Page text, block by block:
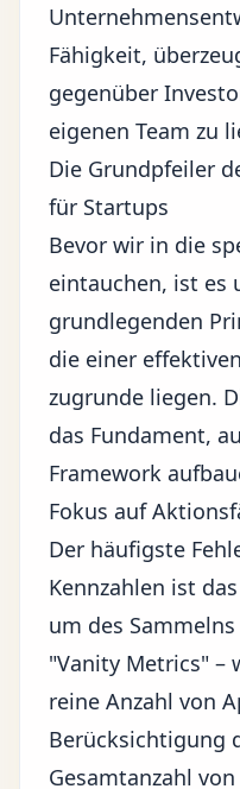
Fähigkeit,
gegenüber
eigenen Team zu
Die Grundpfeiler
für Startups
Bevor wir in die
eintauchen, ist es
grundlegenden
die einer
zugrunde liegen.
das Fundament,
Framework
Fokus auf
Der häufigste
Kennzahlen ist
um des
"Vanity Metrics" –
reine Anzahl von
Berücksichtigung
Gesamtanzahl